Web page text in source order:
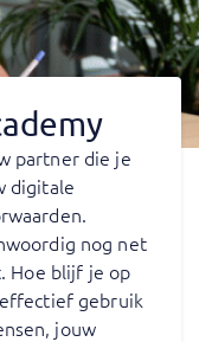
partner die je
digitale
nog net
Hoe blijf je op
gebruik
jouw